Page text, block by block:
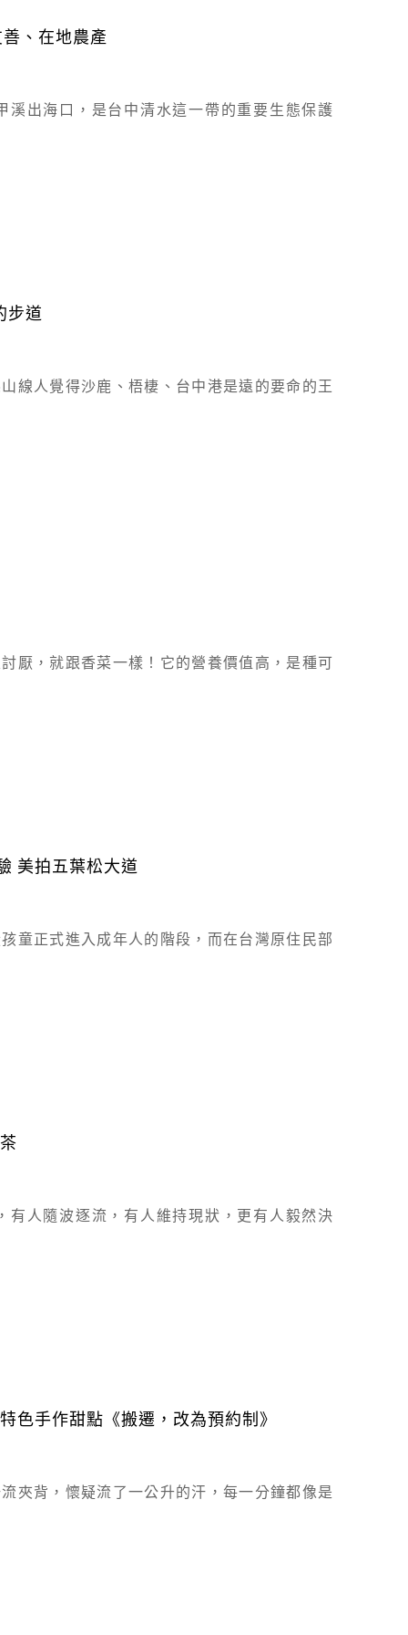
、在地農產
出海口，是台中清水這一帶的重要生態保護
步道
線人覺得沙鹿、梧棲、台中港是遠的要命的王
厭，就跟香菜一樣！它的營養價值高，是種可
美拍五葉松大道
童正式進入成年人的階段，而在台灣原住民部
人隨波逐流，有人維持現狀，更有人毅然決
色手作甜點《搬遷，改為預約制》
夾背，懷疑流了一公升的汗，每一分鐘都像是